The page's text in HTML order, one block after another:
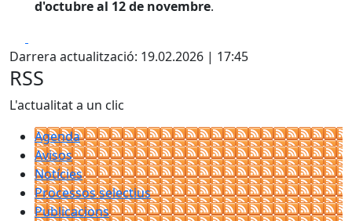
d'octubre al 12 de novembre.
Darrera actualització: 19.02.2026 | 17:45
RSS
L'actualitat a un clic
Agenda
Avisos
Notícies
Processos selectius
Publicacions